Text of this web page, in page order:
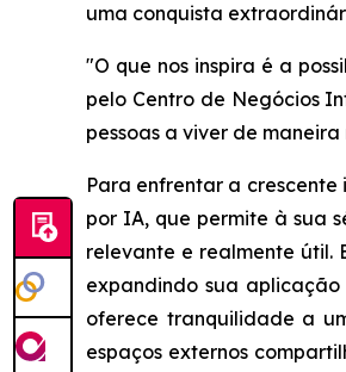
uma conquista
"O que nos inspira é a
pelo Centro de Negócios
pessoas a viver de
Para enfrentar a
por IA, que permite à sua
relevante e realmente útil.
expandindo sua
oferece tranquilidade a
espaços externos